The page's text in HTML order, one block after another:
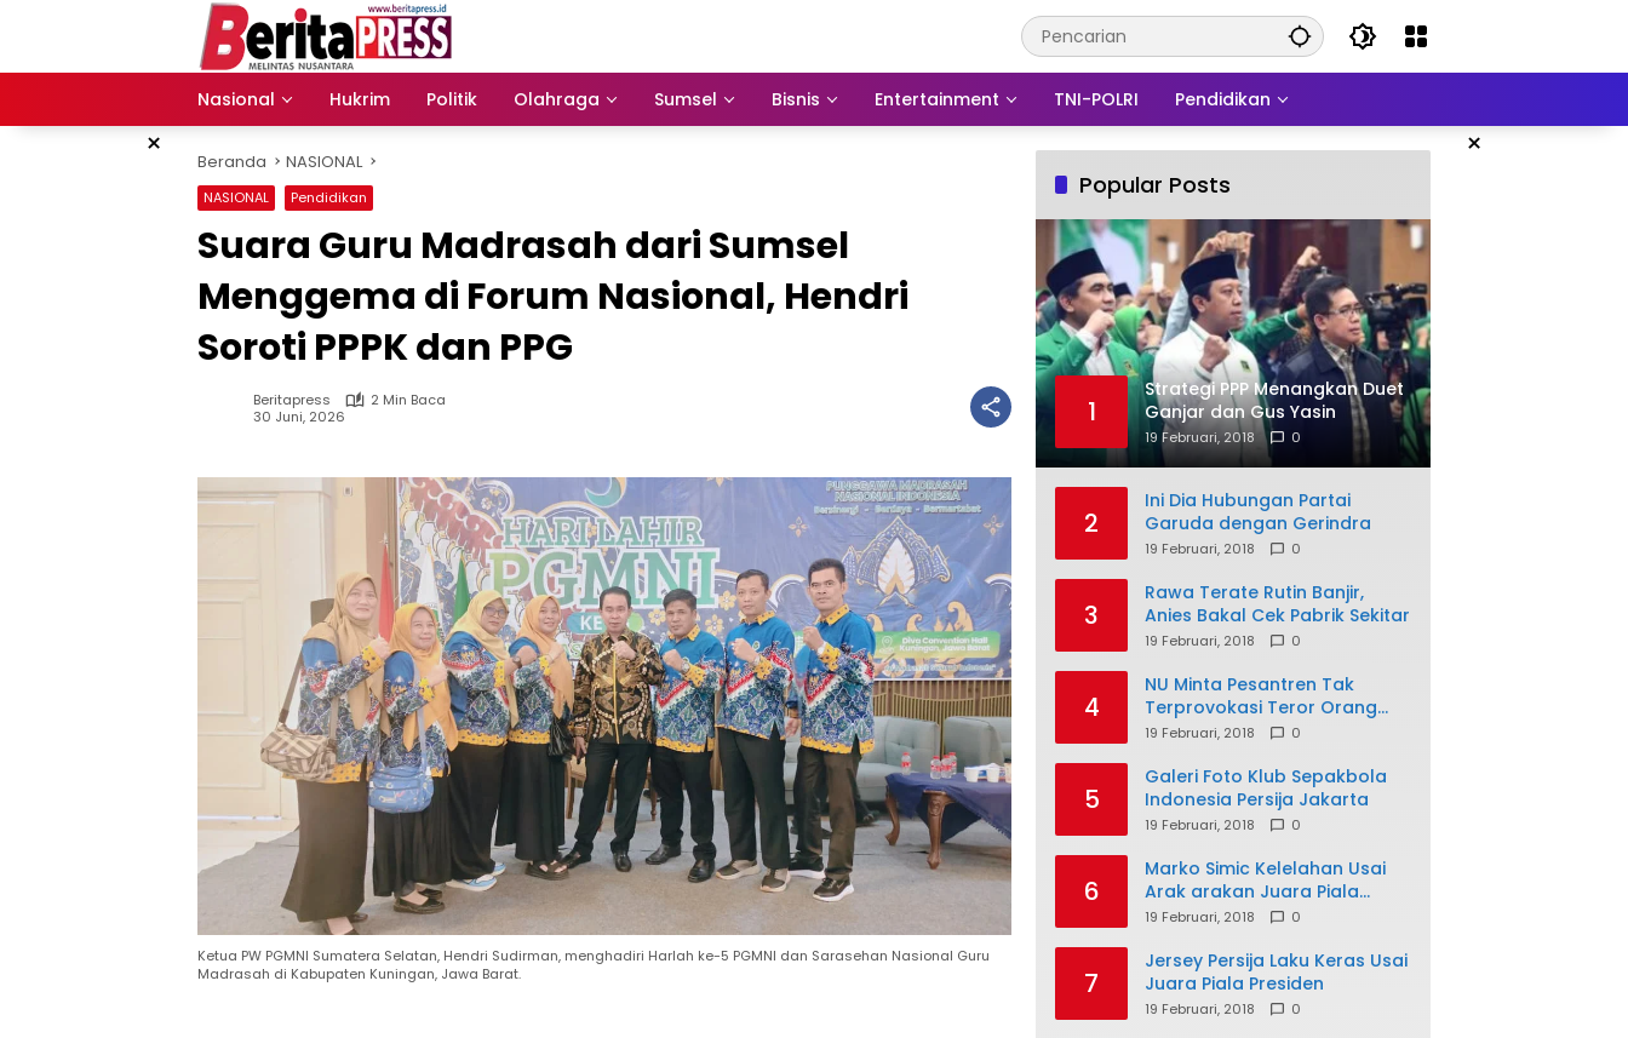
Nasional
Hukrim Politik Olahraga Sumsel Bisnis Entertainment TNI-POLRI Pendidikan
× ×
Beranda NASIONAL
NASIONAL Pendidikan
Suara Guru Madrasah dari Sumsel
Menggema di Forum Nasional, Hendri
Soroti PPPK dan PPG
Beritapress
2 Min Baca
30 Juni, 2026
Ketua PW PGMNI Sumatera Selatan, Hendri Sudirman, menghadiri Harlah ke-5 PGMNI dan Sarasehan Nasional Guru
Madrasah di Kabupaten Kuningan, Jawa Barat.
Popular Posts
1
Strategi PPP Menangkan Duet
Ganjar dan Gus Yasin
19 Februari, 2018 0
2
Ini Dia Hubungan Partai
Garuda dengan Gerindra
19 Februari, 2018 0
3
Rawa Terate Rutin Banjir,
Anies Bakal Cek Pabrik Sekitar
19 Februari, 2018 0
4
NU Minta Pesantren Tak
Terprovokasi Teror Orang
Gila
19 Februari, 2018 0
5
Galeri Foto Klub Sepakbola
Indonesia Persija Jakarta
19 Februari, 2018 0
6
Marko Simic Kelelahan Usai
Arak arakan Juara Piala
Presiden
19 Februari, 2018 0
7
Jersey Persija Laku Keras Usai
Juara Piala Presiden
19 Februari, 2018 0